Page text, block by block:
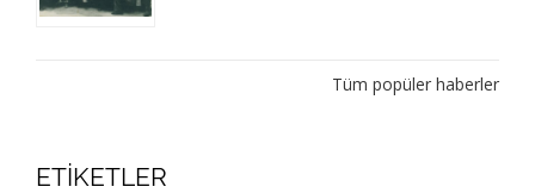
Tüm popüler haberler
ETIKETLER